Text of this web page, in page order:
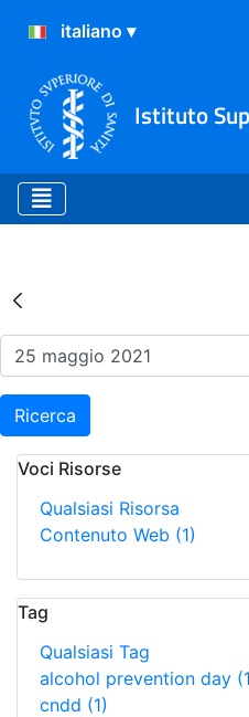
Istituto
Risultati
Ricerca
Voci Risorse
Qualsiasi Risorsa
Contenuto Web (1)
Tag
Qualsiasi Tag
alcohol prevention day
cndd (1)